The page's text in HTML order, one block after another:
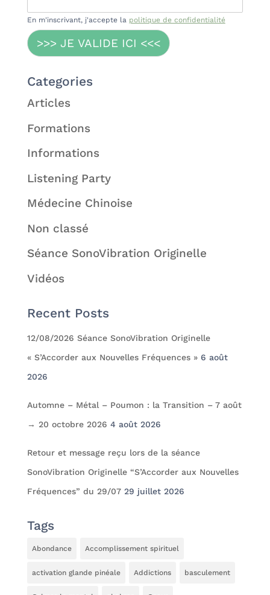
En m'inscrivant, j'accepte la politique de confidentialité
>>> JE VALIDE ICI <<<
Categories
Articles
Formations
Informations
Listening Party
Médecine Chinoise
Non classé
Séance SonoVibration Originelle
Vidéos
Recent Posts
12/08/2026 Séance SonoVibration Originelle
« S’Accorder aux Nouvelles Fréquences » 6 août
2026
Automne – Métal – Poumon : la Transition – 7 août
→ 20 octobre 2026 4 août 2026
Retour et message reçu lors de la séance
SonoVibration Originelle “S’Accorder aux Nouvelles
Fréquences” du 29/07 29 juillet 2026
Tags
Abondance Accomplissement spirituel
activation glande pinéale Addictions basculement